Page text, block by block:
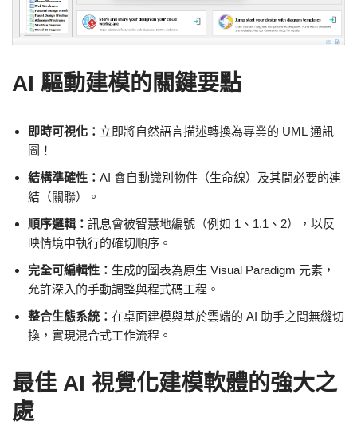
AI 驅動建模的關鍵要點
即時可視化： 立即將自然語言描述轉換為專業的 UML 通訊
圖！
結構準確性： AI 會自動識別物件（生命線）及其間必要的連
結（關聯）。
順序邏輯： 訊息會被智慧地編號（例如 1、1.1、2），以反
映情境中執行的確切順序。
完全可編輯性： 生成的圖表為原生 Visual Paradigm 元素，
允許深入的手動調整與程式碼工程。
整合生態系統： 在桌面建模與基於雲端的 AI 助手之間無縫切
換，實現混合式工作流程。
最佳 AI 視覺化建模軟體的強大之
處